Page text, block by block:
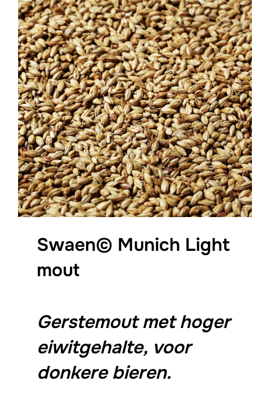
Swaen© Munich Light
mout
Gerstemout met hoger
eiwitgehalte, voor
donkere bieren.